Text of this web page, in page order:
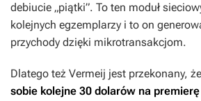
debiucie „piątki”. To ten moduł
kolejnych egzemplarzy i to on
przychody dzięki mikrotransakcjom.
Dlatego też Vermeij jest przekonany, że
sobie kolejne 30 dolarów na premierę